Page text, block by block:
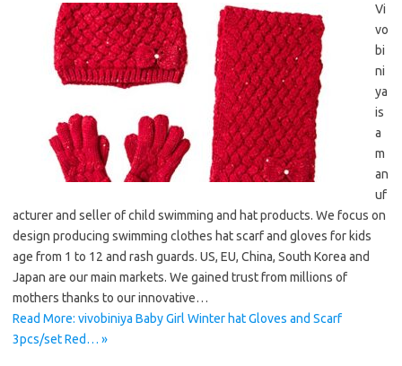
Vi
vo
bi
ni
ya
is
a
m
an
uf
acturer and seller of child swimming and hat products. We focus on
design producing swimming clothes hat scarf and gloves for kids
age from 1 to 12 and rash guards. US, EU, China, South Korea and
Japan are our main markets. We gained trust from millions of
mothers thanks to our innovative…
Read More: vivobiniya Baby Girl Winter hat Gloves and Scarf
3pcs/set Red… »